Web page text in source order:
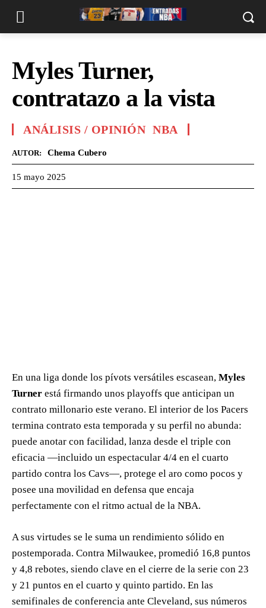
Myles Turner,
contratazo a la vista
ANÁLISIS / OPINIÓN NBA
AUTOR: Chema Cubero
15 mayo 2025
En una liga donde los pívots versátiles escasean, Myles
Turner está firmando unos playoffs que anticipan un
contrato millonario este verano. El interior de los Pacers
termina contrato esta temporada y su perfil no abunda:
puede anotar con facilidad, lanza desde el triple con
eficacia —incluido un espectacular 4/4 en el cuarto
partido contra los Cavs—, protege el aro como pocos y
posee una movilidad en defensa que encaja
perfectamente con el ritmo actual de la NBA.
A sus virtudes se le suma un rendimiento sólido en
postemporada. Contra Milwaukee, promedió 16,8 puntos
y 4,8 rebotes, siendo clave en el cierre de la serie con 23
y 21 puntos en el cuarto y quinto partido. En las
semifinales de conferencia ante Cleveland, sus números